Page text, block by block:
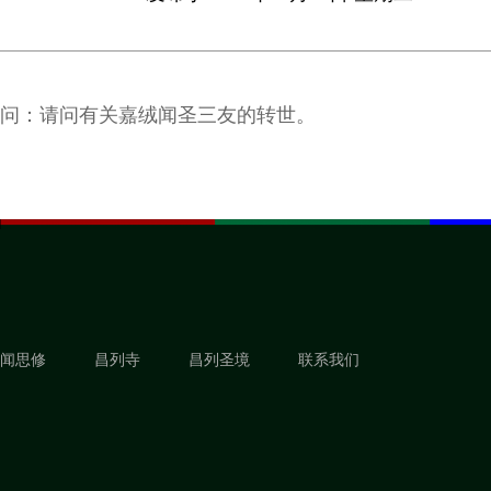
问：请问有关嘉绒闻圣三友的转世。
闻思修 昌列寺 昌列圣境 联系我们